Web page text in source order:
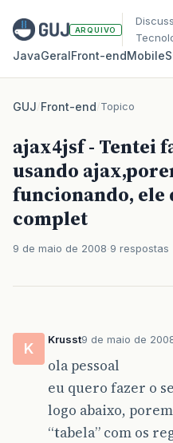
ARQUIVO
JavaGeralFront‑endMobile
GUJ/Front-end/Topico
ajax4jsf - Tentei
usando
funcionando, ele
complet
9 de maio de 2008 9 respostas
K
Krusst9 de maio de
ola pessoal
eu quero fazer o
logo abaixo,
“tabela” com os